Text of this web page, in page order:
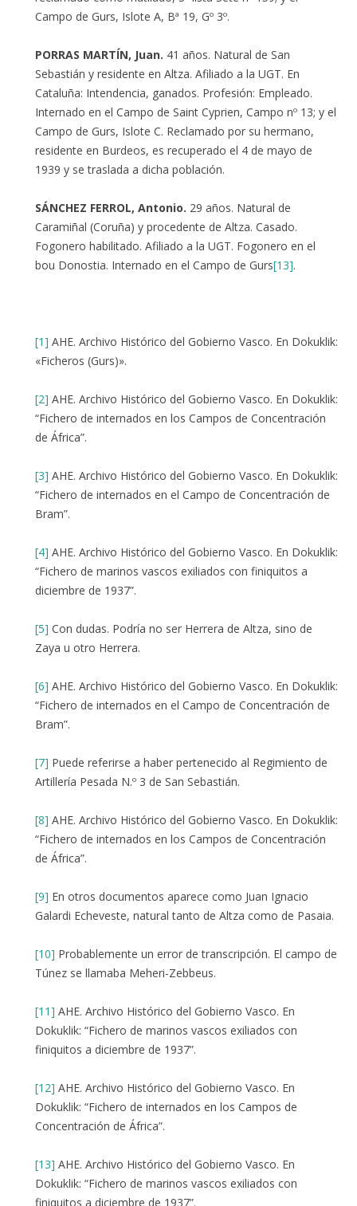
Campo de Gurs, Islote A, Bª 19, Gº 3º.
PORRAS MARTÍN, Juan. 41 años. Natural de San
Sebastián y residente en Altza. Afiliado a la UGT. En
Cataluña: Intendencia, ganados. Profesión: Empleado.
Internado en el Campo de Saint Cyprien, Campo nº 13; y el
Campo de Gurs, Islote C. Reclamado por su hermano,
residente en Burdeos, es recuperado el 4 de mayo de
1939 y se traslada a dicha población.
SÁNCHEZ FERROL, Antonio. 29 años. Natural de
Caramiñal (Coruña) y procedente de Altza. Casado.
Fogonero habilitado. Afiliado a la UGT. Fogonero en el
bou Donostia. Internado en el Campo de Gurs[13].
[1] AHE. Archivo Histórico del Gobierno Vasco. En Dokuklik:
«Ficheros (Gurs)».
[2] AHE. Archivo Histórico del Gobierno Vasco. En Dokuklik:
“Fichero de internados en los Campos de Concentración
de África”.
[3] AHE. Archivo Histórico del Gobierno Vasco. En Dokuklik:
“Fichero de internados en el Campo de Concentración de
Bram”.
[4] AHE. Archivo Histórico del Gobierno Vasco. En Dokuklik:
“Fichero de marinos vascos exiliados con finiquitos a
diciembre de 1937”.
[5] Con dudas. Podría no ser Herrera de Altza, sino de
Zaya u otro Herrera.
[6] AHE. Archivo Histórico del Gobierno Vasco. En Dokuklik:
“Fichero de internados en el Campo de Concentración de
Bram”.
[7] Puede referirse a haber pertenecido al Regimiento de
Artillería Pesada N.º 3 de San Sebastián.
[8] AHE. Archivo Histórico del Gobierno Vasco. En Dokuklik:
“Fichero de internados en los Campos de Concentración
de África”.
[9] En otros documentos aparece como Juan Ignacio
Galardi Echeveste, natural tanto de Altza como de Pasaia.
[10] Probablemente un error de transcripción. El campo de
Túnez se llamaba Meheri-Zebbeus.
[11] AHE. Archivo Histórico del Gobierno Vasco. En
Dokuklik: “Fichero de marinos vascos exiliados con
finiquitos a diciembre de 1937”.
[12] AHE. Archivo Histórico del Gobierno Vasco. En
Dokuklik: “Fichero de internados en los Campos de
Concentración de África”.
[13] AHE. Archivo Histórico del Gobierno Vasco. En
Dokuklik: “Fichero de marinos vascos exiliados con
finiquitos a diciembre de 1937”.